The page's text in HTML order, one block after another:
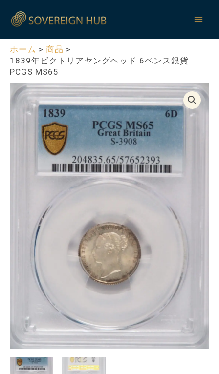
ホーム
商品
1839年ビクトリアヤングヘッド 6ペンス銀貨
PCGS MS65